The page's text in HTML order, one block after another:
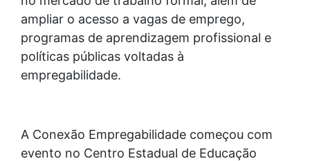
ampliar o acesso a vagas de emprego,
programas de aprendizagem profissional e
políticas públicas voltadas à
empregabilidade.
A Conexão Empregabilidade começou com
evento no Centro Estadual de Educação